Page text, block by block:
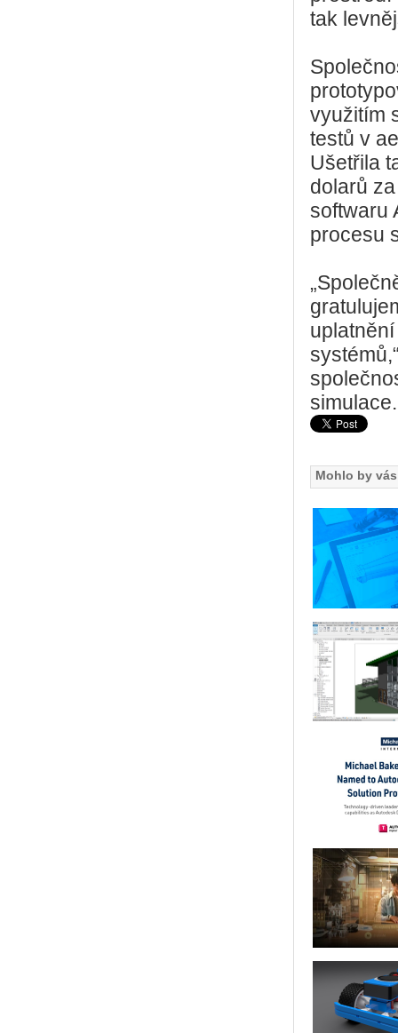
tak
využitím
testů v
Ušetřila
dolarů
softwaru
procesu
simulace.
Mohlo by